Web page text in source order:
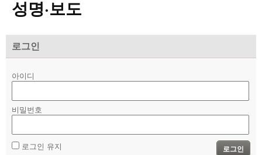
성명·보도
로그인
아이디
비밀번호
로그인 유지 로그인
- 공지사항
- 성명·보도
자료
부설기관